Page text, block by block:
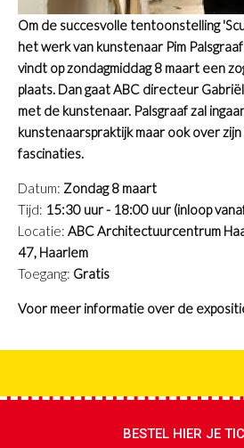
Om de succesvolle tentoonstelling
het werk van kunstenaar Pim
vindt op zondagmiddag 8 maart een
plaats. Dan gaat ABC directeur
met de kunstenaar. Palsgraaf zal
kunstenaarspraktijk maar ook over
fascinaties.
Datum: Zondag 8 maart
Tijd: 15:30 uur - 18:00 uur (inloop
Locatie: ABC Architectuurcentrum
47, Haarlem
Toegang: Gratis
Voor meer informatie over de
BESTEL HIER JE